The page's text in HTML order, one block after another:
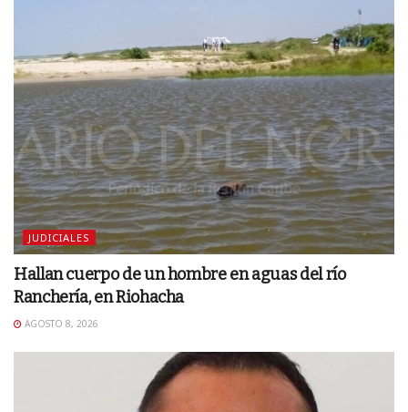
JUDICIALES
Hallan cuerpo de un hombre en aguas del río
Ranchería, en Riohacha
AGOSTO 8, 2026